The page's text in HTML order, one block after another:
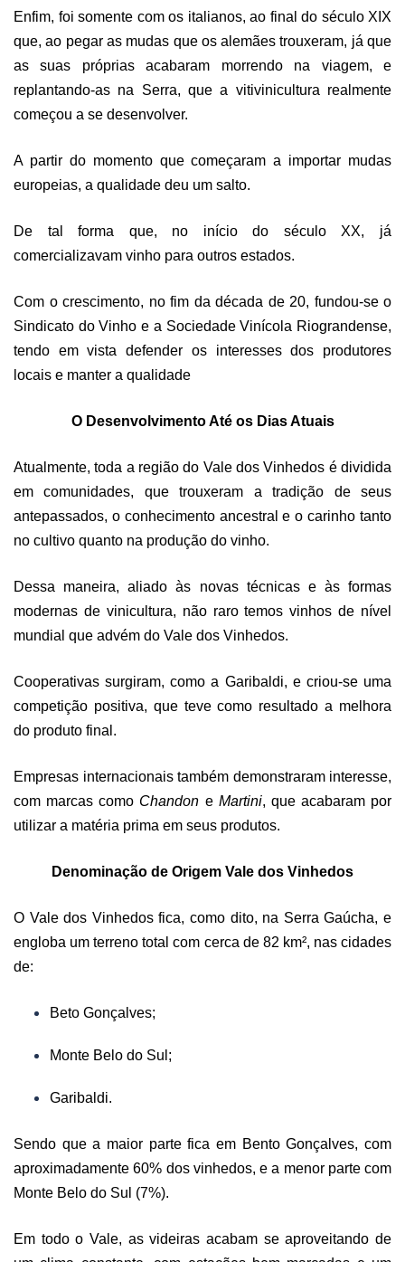
Enfim, foi somente com os italianos, ao final do século XIX
que, ao pegar as mudas que os alemães trouxeram, já que
as suas próprias acabaram morrendo na viagem, e
replantando-as na Serra, que a vitivinicultura realmente
começou a se desenvolver.
A partir do momento que começaram a importar mudas
europeias, a qualidade deu um salto.
De tal forma que, no início do século XX, já
comercializavam vinho para outros estados.
Com o crescimento, no fim da década de 20, fundou-se o
Sindicato do Vinho e a Sociedade Vinícola Riograndense,
tendo em vista defender os interesses dos produtores
locais e manter a qualidade
O Desenvolvimento Até os Dias Atuais
Atualmente, toda a região do Vale dos Vinhedos é dividida
em comunidades, que trouxeram a tradição de seus
antepassados, o conhecimento ancestral e o carinho tanto
no cultivo quanto na produção do vinho.
Dessa maneira, aliado às novas técnicas e às formas
modernas de vinicultura, não raro temos vinhos de nível
mundial que advém do Vale dos Vinhedos.
Cooperativas surgiram, como a Garibaldi, e criou-se uma
competição positiva, que teve como resultado a melhora
do produto final.
Empresas internacionais também demonstraram interesse,
com marcas como Chandon e Martini, que acabaram por
utilizar a matéria prima em seus produtos.
Denominação de Origem Vale dos Vinhedos
O Vale dos Vinhedos fica, como dito, na Serra Gaúcha, e
engloba um terreno total com cerca de 82 km², nas cidades
de:
Beto Gonçalves;
Monte Belo do Sul;
Garibaldi.
Sendo que a maior parte fica em Bento Gonçalves, com
aproximadamente 60% dos vinhedos, e a menor parte com
Monte Belo do Sul (7%).
Em todo o Vale, as videiras acabam se aproveitando de